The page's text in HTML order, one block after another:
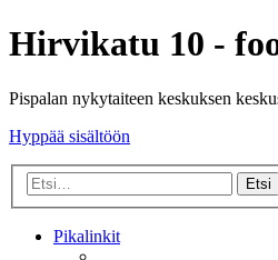
Hirvikatu 10 -
Pispalan nykytaiteen keskuksen
Hyppää sisältöön
Etsi
Pikalinkit